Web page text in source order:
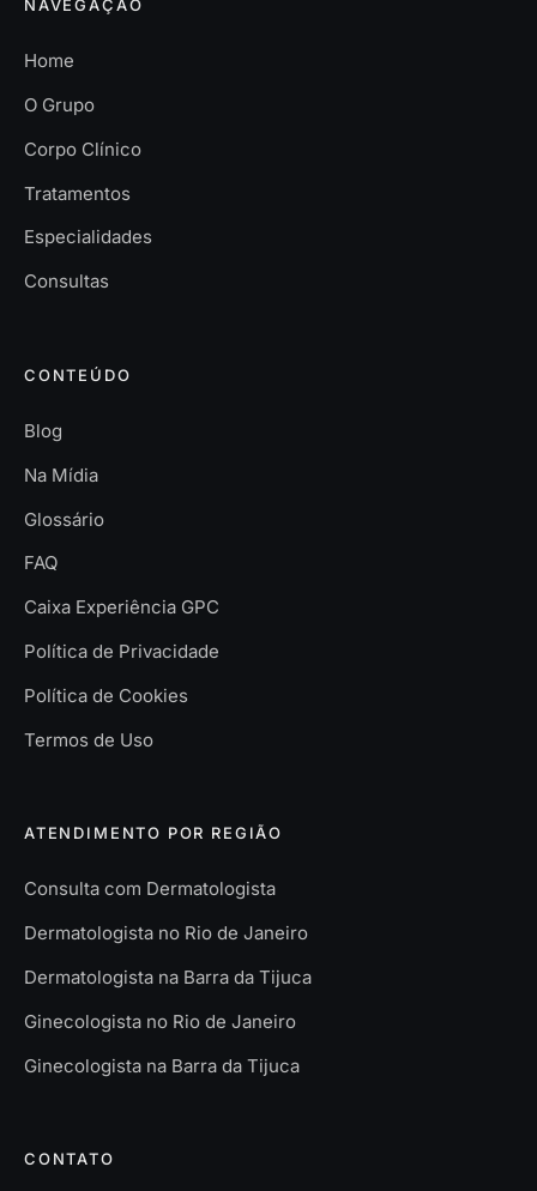
NAVEGAÇÃO
Home
O Grupo
Corpo Clínico
Tratamentos
Especialidades
Consultas
CONTEÚDO
Blog
Na Mídia
Glossário
FAQ
Caixa Experiência GPC
Política de Privacidade
Política de Cookies
Termos de Uso
ATENDIMENTO POR REGIÃO
Consulta com Dermatologista
Dermatologista no Rio de Janeiro
Dermatologista na Barra da Tijuca
Ginecologista no Rio de Janeiro
Ginecologista na Barra da Tijuca
CONTATO